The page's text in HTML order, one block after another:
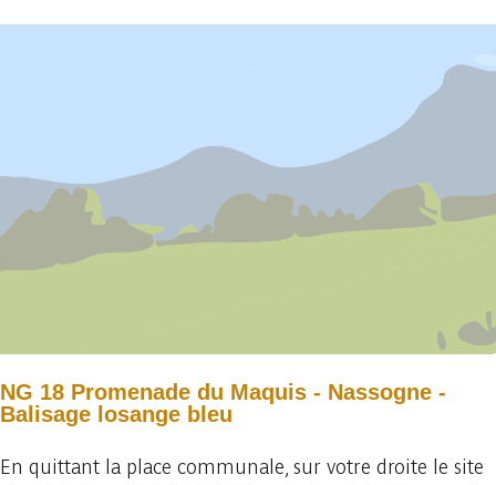
NG 18 Promenade du Maquis - Nassogne -
Balisage losange bleu
En quittant la place communale, sur votre droite le site